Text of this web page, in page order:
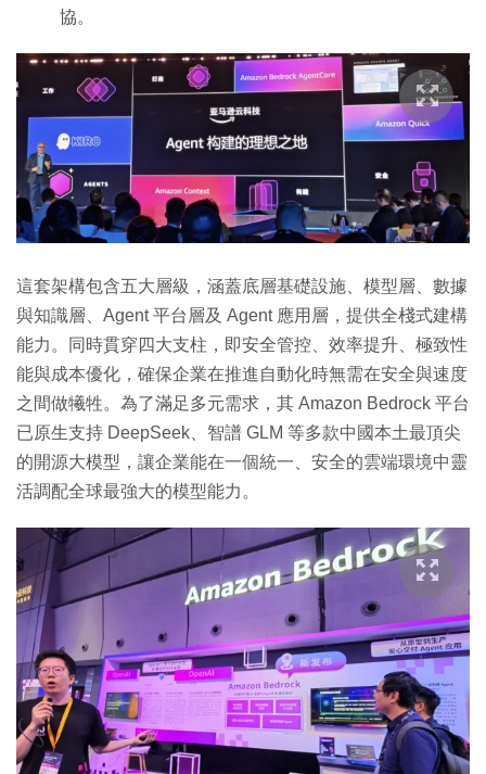
協。
這套架構包含五大層級，涵蓋底層基礎設施、模型層、數據
與知識層、Agent 平台層及 Agent 應用層，提供全棧式建構
能力。同時貫穿四大支柱，即安全管控、效率提升、極致性
能與成本優化，確保企業在推進自動化時無需在安全與速度
之間做犧牲。為了滿足多元需求，其 Amazon Bedrock 平台
已原生支持 DeepSeek、智譜 GLM 等多款中國本土最頂尖
的開源大模型，讓企業能在一個統一、安全的雲端環境中靈
活調配全球最強大的模型能力。